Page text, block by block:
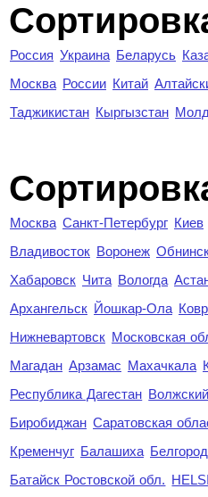
Россия Украина Беларусь
Москва России Китай
Таджикистан Кыргызстан
Москва Санкт-Петербург Киев
Владивосток Воронеж
Хабаровск Чита Вологда
Архангельск Йошкар-Ола
Нижневартовск Московская
Магадан Арзамас Махачкала
Республика Дагестан Волжский
Биробиджан Саратовская
Кременчуг Балашиха
Батайск Ростовской обл.